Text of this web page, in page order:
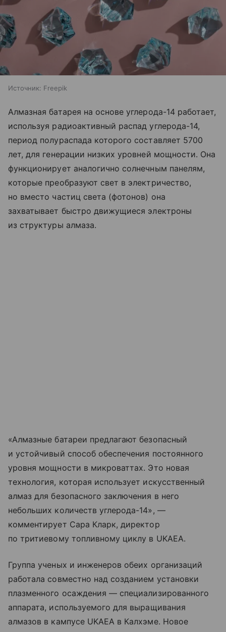
Источник: Freepik
Алмазная батарея на основе углерода-14 работает,
используя радиоактивный распад углерода-14,
период полураспада которого составляет 5700
лет, для генерации низких уровней мощности. Она
функционирует аналогично солнечным панелям,
которые преобразуют свет в электричество,
но вместо частиц света (фотонов) она
захватывает быстро движущиеся электроны
из структуры алмаза.
«Алмазные батареи предлагают безопасный
и устойчивый способ обеспечения постоянного
уровня мощности в микроваттах. Это новая
технология, которая использует искусственный
алмаз для безопасного заключения в него
небольших количеств углерода-14», —
комментирует Сара Кларк, директор
по тритиевому топливному циклу в UKAEA.
Группа ученых и инженеров обеих организаций
работала совместно над созданием установки
плазменного осаждения — специализированного
аппарата, используемого для выращивания
алмазов в кампусе UKAEA в Калхэме. Новое